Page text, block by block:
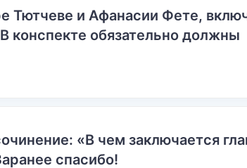
Тютчеве и Афанасии Фете,
конспекте обязательно должны
«В чем заключается
спасибо!